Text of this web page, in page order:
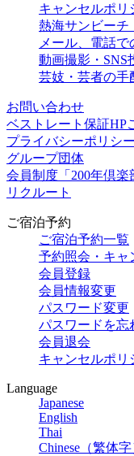
キャンセルポリ
熱海サンビーチ
メール、電話
動画撮影・SNS
芸妓・芸者の手
お問い合わせ
ベストレート保証HP
プライバシーポリシー
グループ団体
会員制度「200年倶楽
リクルート
ご宿泊予約
ご宿泊予約一覧
予約照会・キャ
会員登録
会員情報変更
パスワード変更
パスワードを忘
会員退会
キャンセルポリ
Language
Japanese
English
Thai
Chinese（繁体字